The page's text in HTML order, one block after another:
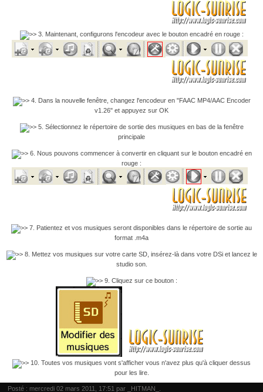
3. Maintenant, configurons l'encodeur avec le bouton encadré en rouge :
4. Dans la nouvelle fenêtre, changez l'encodeur en "FAAC MP4/AAC Encoder
v1.26" et appuyez sur OK
5. Sélectionnez le répertoire de sortie des musiques en bas de la fenêtre
principale
6. Nous pouvons commencer à convertir en cliquant sur le bouton encadré en
rouge :
7. Patientez et vos musiques seront disponibles dans le répertoire de sortie au
format .m4a
8. Mettez vos musiques sur votre carte SD, insérez-là dans votre DSi et lancez le
studio son.
9. Cliquez sur ce bouton :
10. Toutes vos musiques vont s'afficher vous n'avez plus qu'à cliquer dessus
pour les lire.
Posté : mercredi 02 mars 2011, 17:51 par _HITMAN_